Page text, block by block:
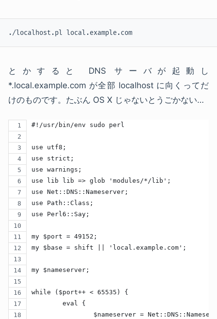
./localhost.pl local.example.com
とかすると DNS サーバが起動し
*.local.example.com が全部 localhost に向くってだ
けのものです。たぶん OS X じゃないとうごかない…
#!/usr/bin/env sudo perl
use utf8;
use strict;
use warnings;
use lib lib => glob 'modules/*/lib';
use Net::DNS::Nameserver;
use Path::Class;
use Perl6::Say;
my $port = 49152;
my $base = shift || 'local.example.com';
my $nameserver;
while ($port++ < 65535) {
	eval {
$nameserver =